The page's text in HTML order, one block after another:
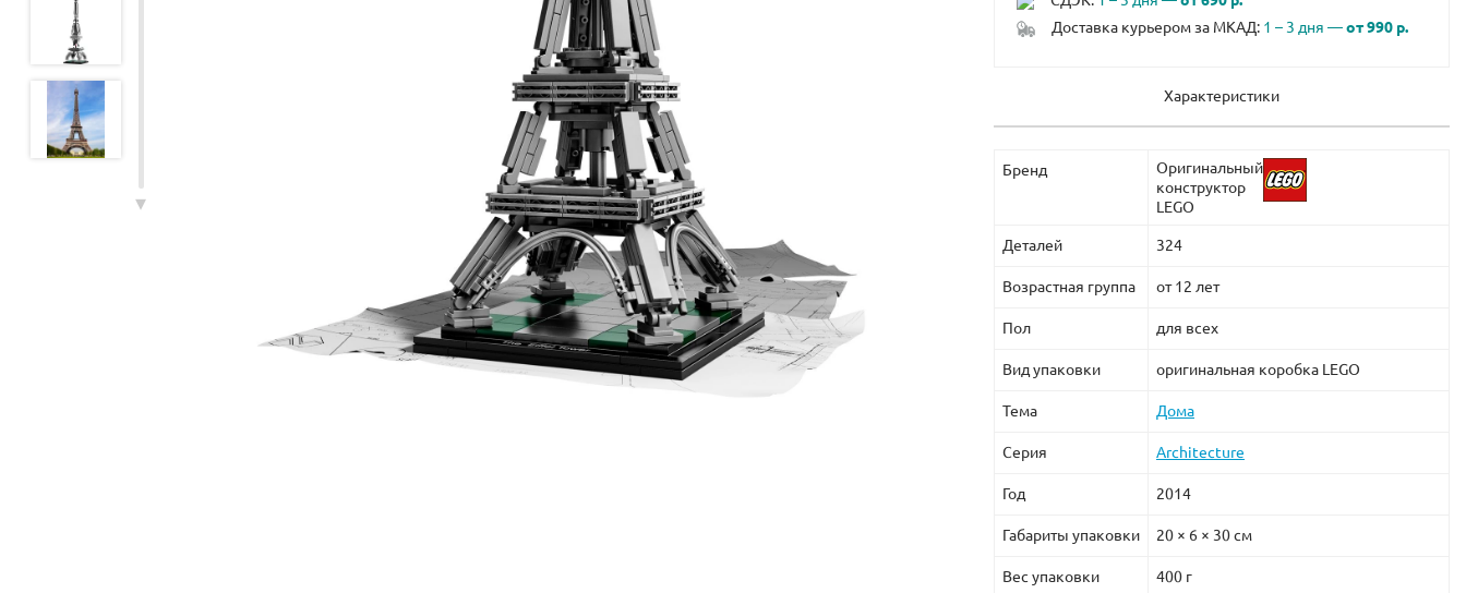
Доставка курьером за МКАД: 1 – 3 дня —от 990 р.
Характеристики
Бренд
Оригинальный
конструктор
LEGO
Деталей 324
Возрастная группа от 12 лет
Пол для всех
Вид упаковки оригинальная коробка LEGO
Тема Дома
Серия Architecture
Год 2014
Габариты упаковки 20 × 6 × 30 см
Вес упаковки 400 г